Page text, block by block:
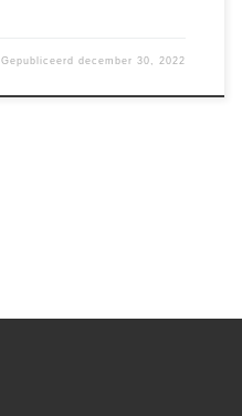
Gepubliceerddecember 30, 2022